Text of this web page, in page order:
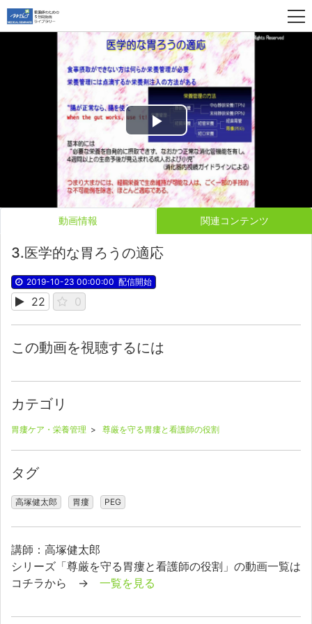
Play
Video
動画情報 関連コンテンツ
3.医学的な胃ろうの適応
2019-10-23 00:00:00 配信開始
22 0
この動画を視聴するには
カテゴリ
胃瘻ケア・栄養管理 > 尊厳を守る胃瘻と看護師の役割
タグ
高塚健太郎 胃瘻 PEG
講師：高塚健太郎
シリーズ「尊厳を守る胃瘻と看護師の役割」の動画一覧は
コチラから → 一覧を見る